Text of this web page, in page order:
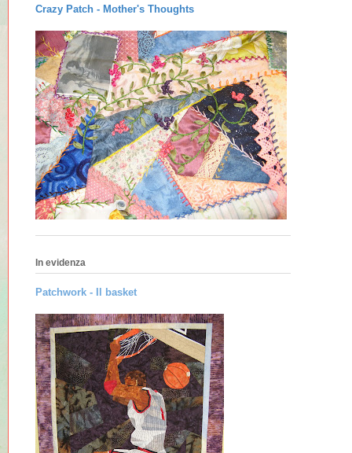
Crazy Patch - Mother's Thoughts
In evidenza
Patchwork - Il basket